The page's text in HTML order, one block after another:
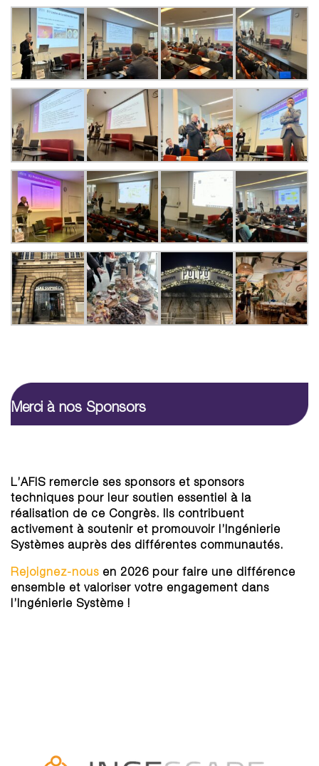
Merci à nos Sponsors
L’AFIS remercie ses sponsors et sponsors
techniques pour leur soutien essentiel à la
réalisation de ce Congrès. Ils contribuent
activement à soutenir et promouvoir l’Ingénierie
Systèmes auprès des différentes communautés.
Rejoignez-nous en 2026 pour faire une différence
ensemble et valoriser votre engagement dans
l’Ingénierie Système !